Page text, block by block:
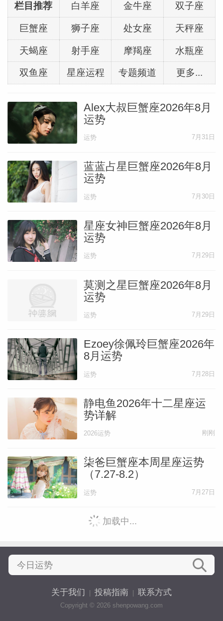
栏目推荐 白羊座 金牛座 双子座
巨蟹座 狮子座 处女座 天秤座
天蝎座 射手座 摩羯座 水瓶座
双鱼座 星座运程 专题频道 更多...
Alex大叔巨蟹座2026年8月
运势
运势 7月31日
蓝蓝占星巨蟹座2026年8月
运势
运势 7月30日
星座女神巨蟹座2026年8月
运势
运势 7月29日
莫测之星巨蟹座2026年8月
运势
运势 7月29日
Ezoey徐佩玲巨蟹座2026年
8月运势
运势 7月28日
静电鱼2026年十二星座运
势详解
2026运势 刚刚
柒爸巨蟹座本周星座运势
（7.27-8.2）
运势 7月27日
加载中...
关于我们 投稿指南 联系方式
Copyright © 2026 shenpowang.com